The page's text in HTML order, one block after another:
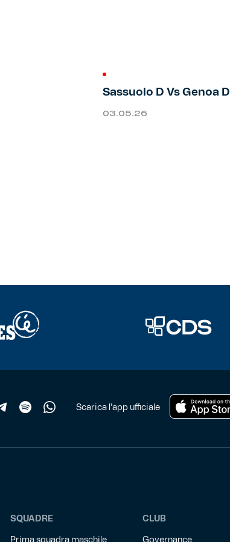
Sassuolo D Vs Genoa D
03.05.26
Scarica l'app ufficiale
SQUADRE
Prima squadra maschile
CLUB
Governance